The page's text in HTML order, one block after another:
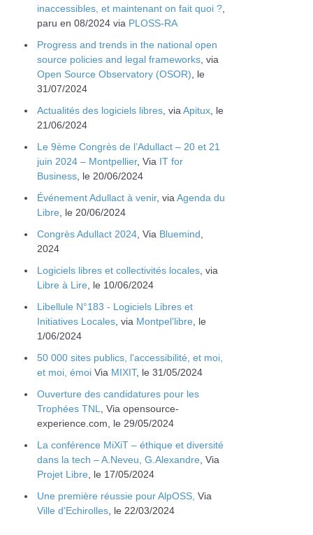
inaccessibles, et maintenant on fait quoi ?
paru en 08/2024 via PLOSS-RA
Progress and trends in the national open
source policies and legal frameworks , via
Open Source Observatory (OSOR) , le
31/07/2024
Actualités des logiciels libres , via Apitux , le
21/06/2024
Le 9ème Congrès de l’Adullact – 20 et 21
juin 2024 – Montpellier, Via IT for
Business , le 20/06/2024
Événement Adullact à venir, via Agenda du
Libre , le 20/06/2024
Congrès Adullact 2024 , Via Bluemind
2024
Logiciels libres et collectivités locales , via
Libre à Lire , le 10/06/2024
Libellule N°183 - Logiciels Libres et
Initiatives Locales , via Montpel’libre , le
1/06/2024
50 000 sites publics, l'accessibilité, et moi,
et moi, émoi Via MIXIT, le 31/05/2024
Ouverture des candidatures pour les
Trophées TNL
, Via opensource-
experience.com, le 29/05/2024
La conférence MiXiT – éthique et diversité
dans la tech – A.Neveu, G.Alexandre , Via
Projet Libre , le 17/05/2024
Une première réussie pour AlpOSS, Via
Ville d'Echirolles , le 22/03/2024